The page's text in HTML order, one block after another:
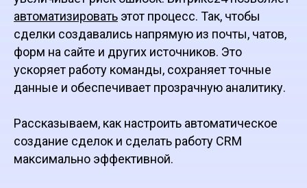
автоматизировать этот процесс. Так, чтобы
сделки создавались напрямую из почты, чатов,
форм на сайте и других источников. Это
ускоряет работу команды, сохраняет точные
данные и обеспечивает прозрачную аналитику.
Рассказываем, как настроить автоматическое
создание сделок и сделать работу CRM
максимально эффективной.